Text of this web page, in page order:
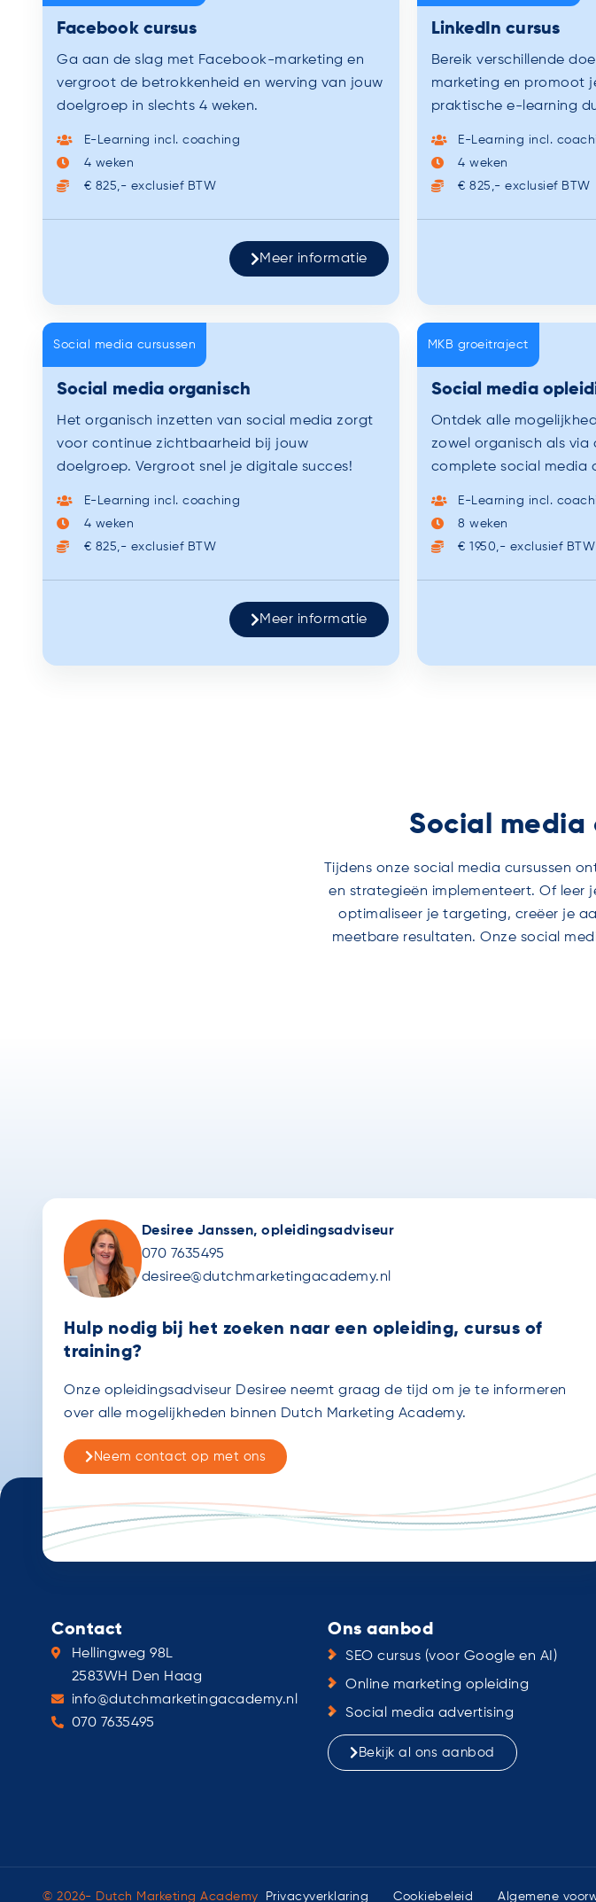
Facebook cursus
Ga aan de slag met Facebook-marketing en
vergroot de betrokkenheid en werving van jouw
doelgroep in slechts 4 weken.
E-Learning incl. coaching
4 weken
€ 825,- exclusief BTW
Meer informatie
LinkedIn cursus
Bereik verschillende
marketing en promoot
praktische e-learning
E-Learning incl.
4 weken
€ 825,- exclusief BTW
Social media cursussen
Social media organisch
Het organisch inzetten van social media zorgt
voor continue zichtbaarheid bij jouw
doelgroep. Vergroot snel je digitale succes!
E-Learning incl. coaching
4 weken
€ 825,- exclusief BTW
Meer informatie
MKB groeitraject
Social media
Ontdek alle
zowel organisch als via
complete social media
E-Learning incl.
8 weken
€ 1950,- exclusief BTW
Social media
Tijdens onze social media cursussen
en strategieën implementeert. Of leer
optimaliseer je targeting, creëer je
meetbare resultaten. Onze social
Desiree Janssen, opleidingsadviseur
070 7635495
desiree@dutchmarketingacademy.nl
Hulp nodig bij het zoeken naar een opleiding, cursus of
training?
Onze opleidingsadviseur Desiree neemt graag de tijd om je te informeren
over alle mogelijkheden binnen Dutch Marketing Academy.
Neem contact op met ons
Contact
Hellingweg 98L
2583WH Den Haag
info@dutchmarketingacademy.nl
070 7635495
Ons aanbod
SEO cursus (voor Google en AI)
Online marketing opleiding
Social media advertising
Bekijk al ons aanbod
© 2026- Dutch Marketing Academy Privacyverklaring Cookiebeleid Algemene